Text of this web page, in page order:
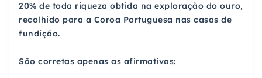
20% de toda riqueza obtida na exploração do ouro,
recolhido para a Coroa Portuguesa nas casas de
fundição.
São corretas apenas as afirmativas: